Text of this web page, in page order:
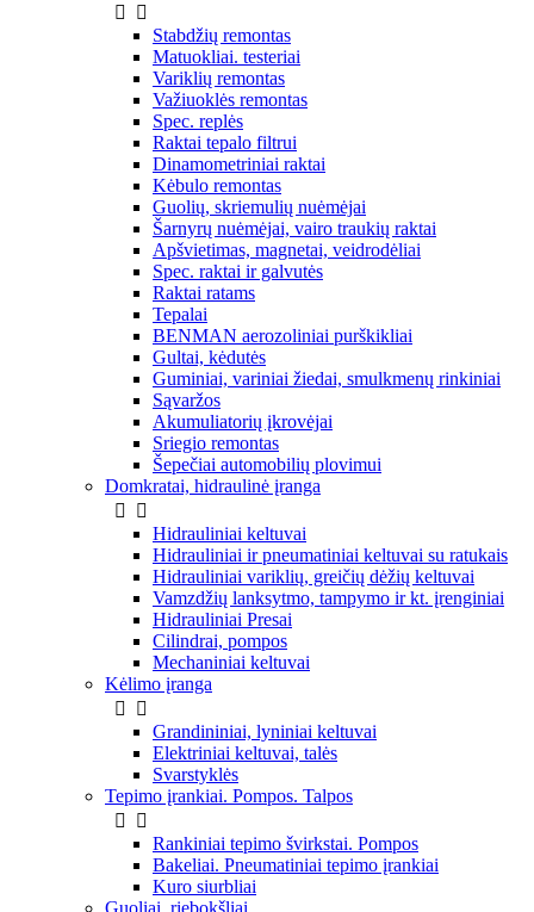


Stabdžių remontas
Matuokliai. testeriai
Variklių remontas
Važiuoklės remontas
Spec. replės
Raktai tepalo filtrui
Dinamometriniai raktai
Kėbulo remontas
Guolių, skriemulių nuėmėjai
Šarnyrų nuėmėjai, vairo traukių raktai
Apšvietimas, magnetai, veidrodėliai
Spec. raktai ir galvutės
Raktai ratams
Tepalai
BENMAN aerozoliniai purškikliai
Gultai, kėdutės
Guminiai, variniai žiedai, smulkmenų rinkiniai
Sąvaržos
Akumuliatorių įkrovėjai
Sriegio remontas
Šepečiai automobilių plovimui
Domkratai, hidraulinė įranga


Hidrauliniai keltuvai
Hidrauliniai ir pneumatiniai keltuvai su ratukais
Hidrauliniai variklių, greičių dėžių keltuvai
Vamzdžių lanksytmo, tampymo ir kt. įrenginiai
Hidrauliniai Presai
Cilindrai, pompos
Mechaniniai keltuvai
Kėlimo įranga


Grandininiai, lyniniai keltuvai
Elektriniai keltuvai, talės
Svarstyklės
Tepimo įrankiai. Pompos. Talpos


Rankiniai tepimo švirkstai. Pompos
Bakeliai. Pneumatiniai tepimo įrankiai
Kuro siurbliai
Guoliai, riebokšliai